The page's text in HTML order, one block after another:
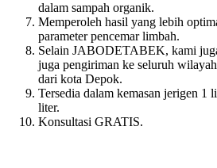
dalam sampah organik.
Memperoleh hasil yang lebih
parameter pencemar limbah.
Selain JABODETABEK, kami
juga pengiriman ke seluruh
dari kota Depok.
Tersedia dalam kemasan jerigen 1
liter.
Konsultasi GRATIS.